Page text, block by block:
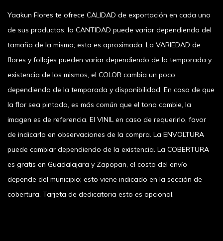
Yaakun Flores te ofrece CALIDAD de exportación en cada uno
de sus productos, la CANTIDAD puede variar dependiendo del
tamaño de la misma; esta es aproximada. La VARIEDAD de
flores y follajes pueden variar dependiendo de la temporada y
existencia de los mismos, el COLOR cambia un poco
dependiendo de la temporada y disponibilidad. En caso de que
la flor sea pintada, es más común que el tono cambie, la
imagen es de referencia. El VINIL en caso de requerirlo, favor
de indicarlo en observaciones de la compra. La ENVOLTURA
puede cambiar dependiendo de la existencia. La COBERTURA
es gratis en Guadalajara y Zapopan, el costo del envío
depende del municipio; esto viene indicado en la sección de
cobertura. Tarjeta de dedicatoria esto es opcional.